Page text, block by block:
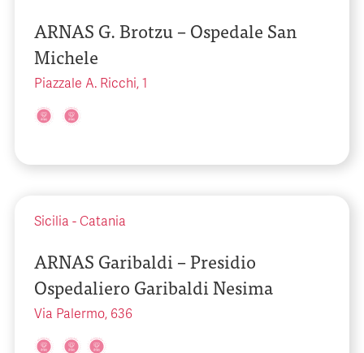
ARNAS G. Brotzu – Ospedale San
Michele
Piazzale A. Ricchi, 1
Sicilia - Catania
ARNAS Garibaldi – Presidio
Ospedaliero Garibaldi Nesima
Via Palermo, 636